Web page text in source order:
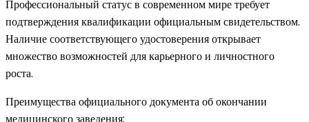
Профессиональный статус в современном мире требует
подтверждения квалификации официальным свидетельством.
Наличие соответствующего удостоверения открывает
множество возможностей для карьерного и личностного
роста.
Преимущества официального документа об окончании
медицинского заведения: